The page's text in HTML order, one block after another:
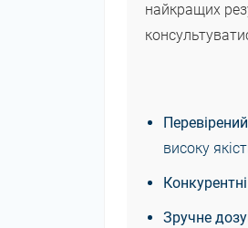
найкращих
високу
Зручне